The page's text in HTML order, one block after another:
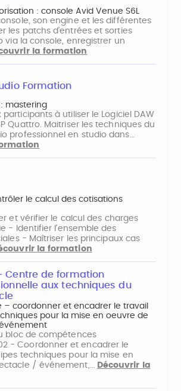
: console Avid Venue S6L
son engine et les différentes
les patchs d'entrées et sorties
via la console, enregistrer un
la formation
Formation
: mastering
à utiliser le Logiciel DAW
Quattro. Maitriser les techniques du
professionnel en studio dans…
le calcul des cotisations
et vérifier le calcul des charges
- Identifier l’ensemble des
- Maîtriser les principaux cas
la formation
- Centre de formation
aux techniques du
– coordonner et encadrer le travail
pour la mise en oeuvre de
bloc de compétences
- Coordonner et encadrer le
techniques pour la mise en
/ événement,…
Découvrir la